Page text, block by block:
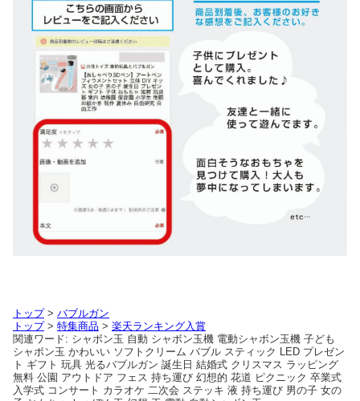
トップ> バブルガン
トップ> 特集商品 > 楽天ランキング入賞
関連ワード: シャボン玉 自動 シャボン玉機 電動シャボン玉機 子ども
シャボン玉 かわいい ソフトクリーム バブル スティック LED プレゼン
ト ギフト 玩具 光るバブルガン 誕生日 結婚式 クリスマス ラッピング
無料 公園 アウトドア フェス 持ち運び 幻想的 花道 ピクニック 卒業式
入学式 コンサート カラオケ 二次会 ステッキ 液 持ち運び 男の子 女の